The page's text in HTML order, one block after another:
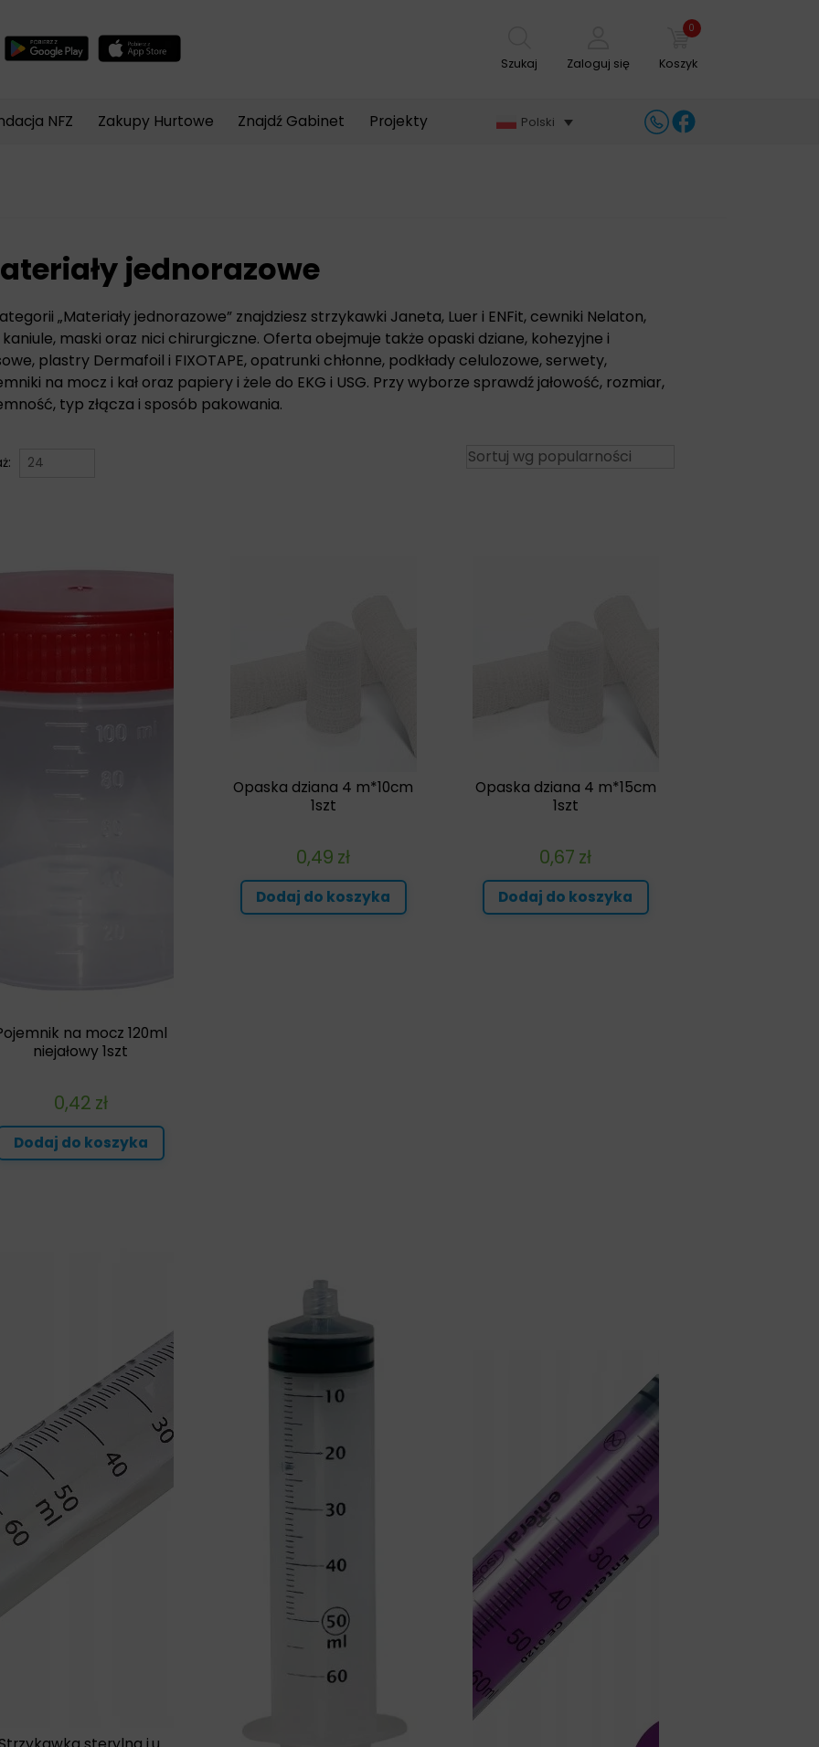
Szukaj Zaloguj się
0
Koszyk
NFZ Zakupy Hurtowe Znajdź Gabinet Projekty Polski
jednorazowe
„Materiały jednorazowe” znajdziesz strzykawki Janeta, Luer i ENFit, cewniki Nelaton,
kaniule, maski oraz nici chirurgiczne. Oferta obejmuje także opaski dziane, kohezyjne i
plastry Dermafoil i FIXOTAPE, opatrunki chłonne, podkłady celulozowe, serwety,
na mocz i kał oraz papiery i żele do EKG i USG. Przy wyborze sprawdź jałowość, rozmiar,
typ złącza i sposób pakowania.
na mocz 120ml
niejałowy 1szt
0,42 zł
Dodaj do koszyka
Opaska dziana 4 m*10cm
1szt
0,49 zł
Dodaj do koszyka
Opaska dziana 4 m*15cm
1szt
0,67 zł
Dodaj do koszyka